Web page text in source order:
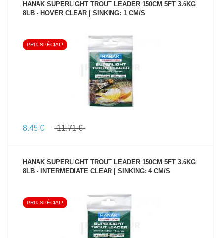
HANAK SUPERLIGHT TROUT LEADER 150CM 5FT 3.6KG
8LB - HOVER CLEAR | SINKING: 1 CM/S
VOIR LE PRODUIT
PRIX SPÉCIAL!
8.45 € 11.71 €
HANAK SUPERLIGHT TROUT LEADER 150CM 5FT 3.6KG
8LB - INTERMEDIATE CLEAR | SINKING: 4 CM/S
VOIR LE PRODUIT
PRIX SPÉCIAL!